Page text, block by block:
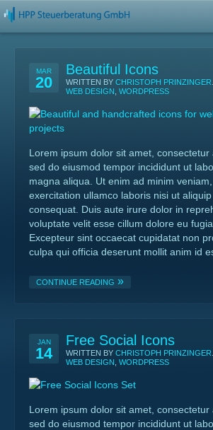
MAR
20
Beautiful Icons
WRITTEN BY CHRISTOPH PRINZINGER
WEB DESIGN WORDPRESS
Lorem ipsum dolor sit amet, consectetur
sed do eiusmod tempor incididunt ut
magna aliqua. Ut enim ad minim
exercitation ullamco laboris nisi ut
consequat. Duis aute irure dolor in
voluptate velit esse cillum dolore eu
Excepteur sint occaecat cupidatat non
culpa qui officia deserunt mollit anim id
CONTINUE READING
JAN
14
Free Social Icons
WRITTEN BY CHRISTOPH PRINZINGER
WEB DESIGN WORDPRESS
Lorem ipsum dolor sit amet, consectetur
sed do eiusmod tempor incididunt ut